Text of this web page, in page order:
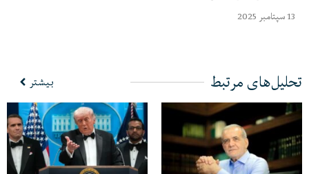
13 سپتامبر 2025
تحلیل‌های مرتبط بیشتر